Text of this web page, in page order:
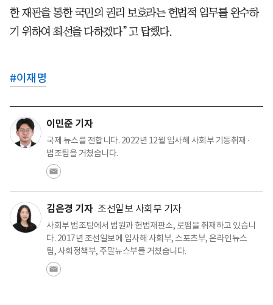
한 재판을 통한 국민의 권리 보호라는 헌법적 임무를 완수하
기 위하여 최선을 다하겠다”고 답했다.
#이재명
이민준 기자
국제 뉴스를 전합니다. 2022년 12월 입사해 사회부 기동취재·
법조팀을 거쳤습니다.
김은경 기자 조선일보 사회부 기자
사회부 법조팀에서 법원과 헌법재판소, 로펌을 취재하고 있습니
다. 2017년 조선일보에 입사해 사회부, 스포츠부, 온라인뉴스
팀, 사회정책부, 주말뉴스부를 거쳤습니다.